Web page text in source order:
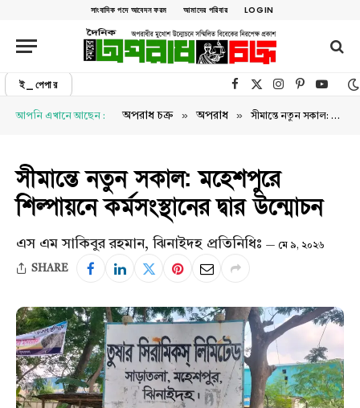
সাংবাদিক পদে আবেদন ফরম আমাদের পরিবার LOGIN
ই_পেপার Facebook
X (Twitter)Instagram
Pinterest
আপনি এখানে আছেন : অপরাধ চক্র » অপরাধ » সীমান্তে নতুন সকাল: মহেশপুরে শিল্পায়নে কর্মসংস্থানের দ্বার উন্মোচন
সীমান্তে নতুন সকাল: মহেশপুরে
শিল্পায়নে কর্মসংস্থানের দ্বার উন্মোচন
এস এম সাকিবুর রহমান, ঝিনাইদহ প্রতিনিধিঃ মে ৯, ২০২৬
SHARE